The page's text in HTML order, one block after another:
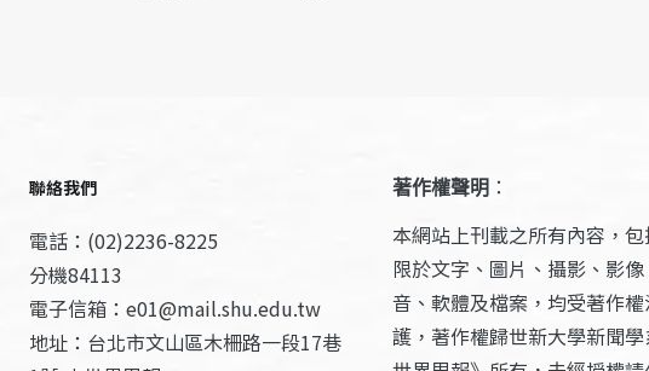
聯絡我們
電話：(02)2236-8225
分機84113
電子信箱：e01@mail.shu.edu.tw
地址：台北市文山區木柵路一段17巷
著作權聲明 ：
本網站上刊載之所有內容，
限於文字、圖片、攝影、影像
音、軟體及檔案，均受著作權
護，著作權歸世新大學新聞